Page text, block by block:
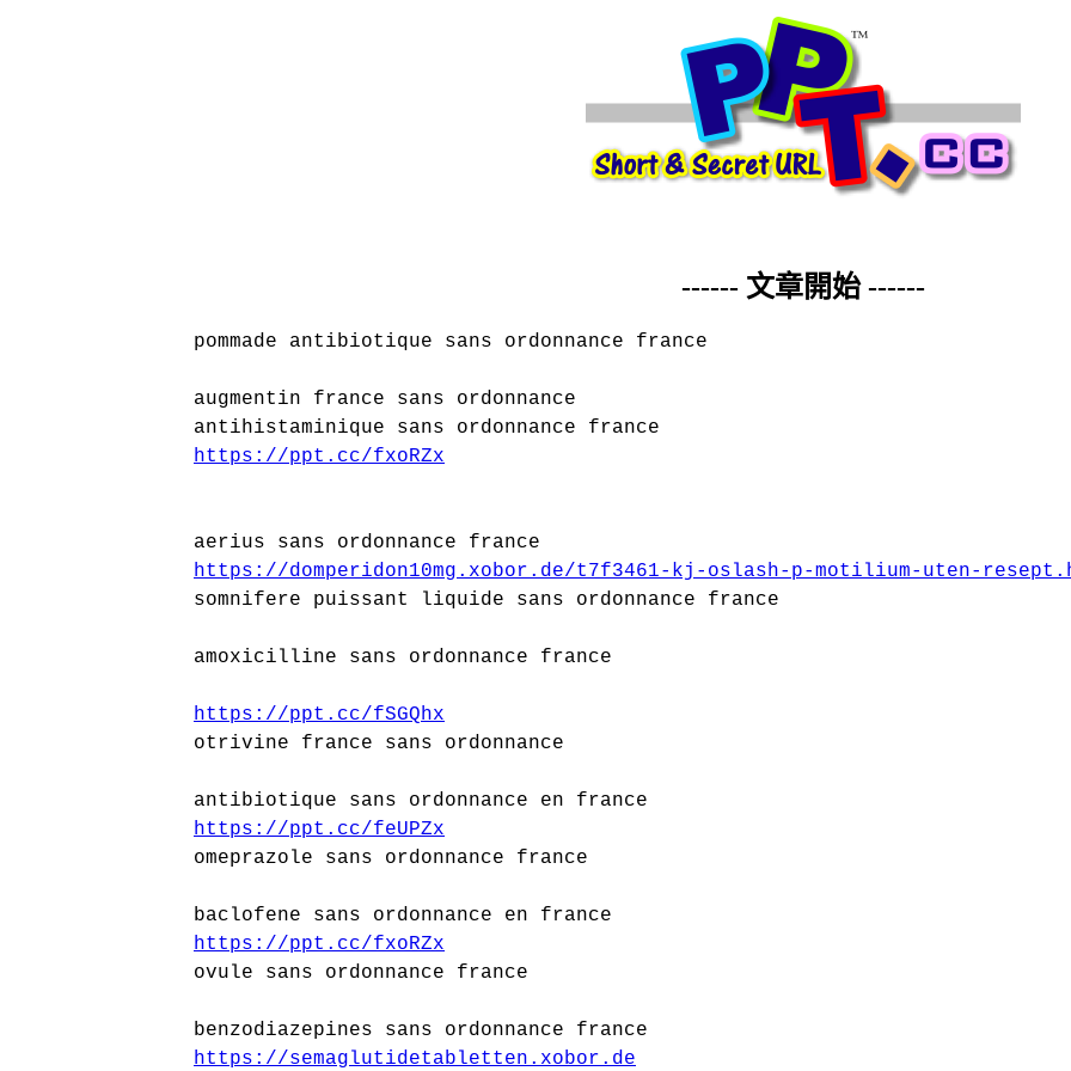
------ 文章開始 ------
pommade antibiotique sans ordonnance france
augmentin france sans ordonnance
antihistaminique sans ordonnance france
https://ppt.cc/fxoRZx
aerius sans ordonnance france
https://domperidon10mg.xobor.de/t7f3461-kj-oslash-p-motilium-uten-
somnifere puissant liquide sans ordonnance france
amoxicilline sans ordonnance france
https://ppt.cc/fSGQhx
otrivine france sans ordonnance
antibiotique sans ordonnance en france
https://ppt.cc/feUPZx
omeprazole sans ordonnance france
baclofene sans ordonnance en france
https://ppt.cc/fxoRZx
ovule sans ordonnance france
benzodiazepines sans ordonnance france
https://semaglutidetabletten.xobor.de